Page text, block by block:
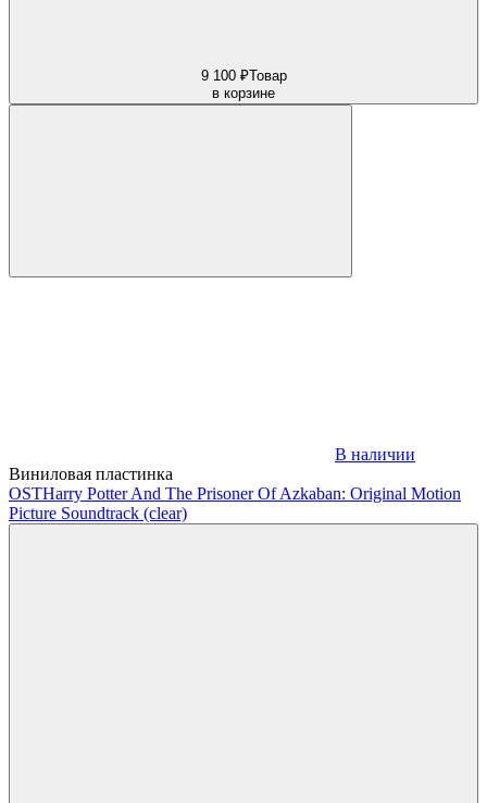
9 100 ₽Товар
в корзине
В наличии
Виниловая пластинка
OSTHarry Potter And The Prisoner Of Azkaban: Original Motion
Picture Soundtrack (clear)